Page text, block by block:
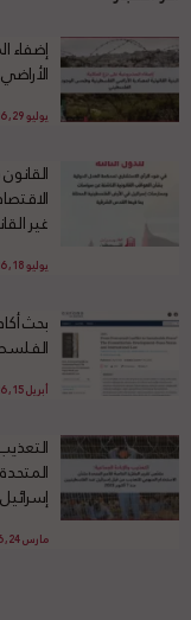
إضفاء
يوليو 29, 2026
غير
يوليو 18, 2026
بحث
أبريل 15, 2026
إسرائيل
مارس 24, 2026